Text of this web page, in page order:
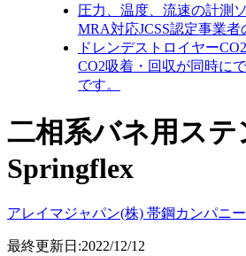
圧力、温度、流速の計測
MRA対応JCSS認定事業
ドレンデストロイヤー
CO2吸着・回収が同時に
です。
二相系バネ用ステ
Springflex
アレイマジャパン(株) 帯鋼カンパニー
最終更新日:2022/12/12